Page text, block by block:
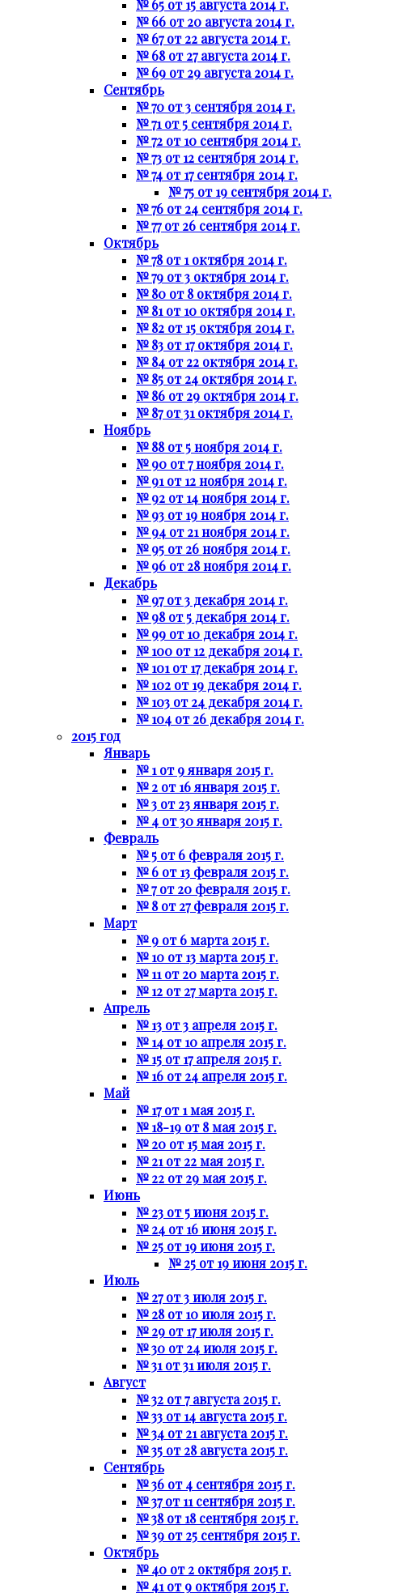
№ 65 от 15 августа 2014 г.
№ 66 от 20 августа 2014 г.
№ 67 от 22 августа 2014 г.
№ 68 от 27 августа 2014 г.
№ 69 от 29 августа 2014 г.
Сентябрь
№ 70 от 3 сентября 2014 г.
№ 71 от 5 сентября 2014 г.
№ 72 от 10 сентября 2014 г.
№ 73 от 12 сентября 2014 г.
№ 74 от 17 сентября 2014 г.
№ 75 от 19 сентября 2014 г.
№ 76 от 24 сентября 2014 г.
№ 77 от 26 сентября 2014 г.
Октябрь
№ 78 от 1 октября 2014 г.
№ 79 от 3 октября 2014 г.
№ 80 от 8 октября 2014 г.
№ 81 от 10 октября 2014 г.
№ 82 от 15 октября 2014 г.
№ 83 от 17 октября 2014 г.
№ 84 от 22 октября 2014 г.
№ 85 от 24 октября 2014 г.
№ 86 от 29 октября 2014 г.
№ 87 от 31 октября 2014 г.
Ноябрь
№ 88 от 5 ноября 2014 г.
№ 90 от 7 ноября 2014 г.
№ 91 от 12 ноября 2014 г.
№ 92 от 14 ноября 2014 г.
№ 93 от 19 ноября 2014 г.
№ 94 от 21 ноября 2014 г.
№ 95 от 26 ноября 2014 г.
№ 96 от 28 ноября 2014 г.
Декабрь
№ 97 от 3 декабря 2014 г.
№ 98 от 5 декабря 2014 г.
№ 99 от 10 декабря 2014 г.
№ 100 от 12 декабря 2014 г.
№ 101 от 17 декабря 2014 г.
№ 102 от 19 декабря 2014 г.
№ 103 от 24 декабря 2014 г.
№ 104 от 26 декабря 2014 г.
2015 год
Январь
№ 1 от 9 января 2015 г.
№ 2 от 16 января 2015 г.
№ 3 от 23 января 2015 г.
№ 4 от 30 января 2015 г.
Февраль
№ 5 от 6 февраля 2015 г.
№ 6 от 13 февраля 2015 г.
№ 7 от 20 февраля 2015 г.
№ 8 от 27 февраля 2015 г.
Март
№ 9 от 6 марта 2015 г.
№ 10 от 13 марта 2015 г.
№ 11 от 20 марта 2015 г.
№ 12 от 27 марта 2015 г.
Апрель
№ 13 от 3 апреля 2015 г.
№ 14 от 10 апреля 2015 г.
№ 15 от 17 апреля 2015 г.
№ 16 от 24 апреля 2015 г.
Май
№ 17 от 1 мая 2015 г.
№ 18-19 от 8 мая 2015 г.
№ 20 от 15 мая 2015 г.
№ 21 от 22 мая 2015 г.
№ 22 от 29 мая 2015 г.
Июнь
№ 23 от 5 июня 2015 г.
№ 24 от 16 июня 2015 г.
№ 25 от 19 июня 2015 г.
№ 25 от 19 июня 2015 г.
Июль
№ 27 от 3 июля 2015 г.
№ 28 от 10 июля 2015 г.
№ 29 от 17 июля 2015 г.
№ 30 от 24 июля 2015 г.
№ 31 от 31 июля 2015 г.
Август
№ 32 от 7 августа 2015 г.
№ 33 от 14 августа 2015 г.
№ 34 от 21 августа 2015 г.
№ 35 от 28 августа 2015 г.
Сентябрь
№ 36 от 4 сентября 2015 г.
№ 37 от 11 сентября 2015 г.
№ 38 от 18 сентября 2015 г.
№ 39 от 25 сентября 2015 г.
Октябрь
№ 40 от 2 октября 2015 г.
№ 41 от 9 октября 2015 г.